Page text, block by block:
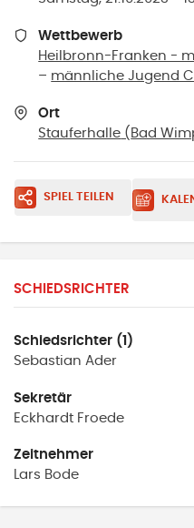
Wettbewerb
Heilbronn-Franken -
– männliche Jugend
Ort
Stauferhalle ( Bad
SPIEL TEILEN
SCHIEDSRICHTER
Schiedsrichter (1)
Sebastian Ader
Sekretär
Eckhardt Froede
Zeitnehmer
Lars Bode